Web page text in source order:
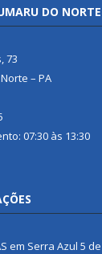
DO NORTE
73
– PA
07:30 às 13:30
em Serra Azul 5